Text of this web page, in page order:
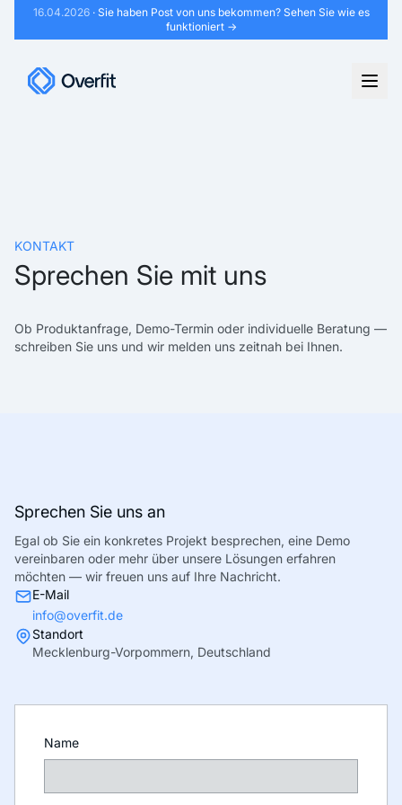
16.04.2026· Sie haben Post von uns bekommen? Sehen Sie wie es
funktioniert →
KONTAKT
Sprechen Sie mit uns
Ob Produktanfrage, Demo-Termin oder individuelle Beratung —
schreiben Sie uns und wir melden uns zeitnah bei Ihnen.
Sprechen Sie uns an
Egal ob Sie ein konkretes Projekt besprechen, eine Demo
vereinbaren oder mehr über unsere Lösungen erfahren
möchten — wir freuen uns auf Ihre Nachricht.
E-Mail
info@overfit.de
Standort
Mecklenburg-Vorpommern, Deutschland
Name